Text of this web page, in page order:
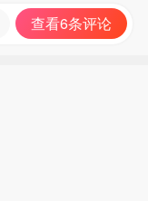
查看6条评论